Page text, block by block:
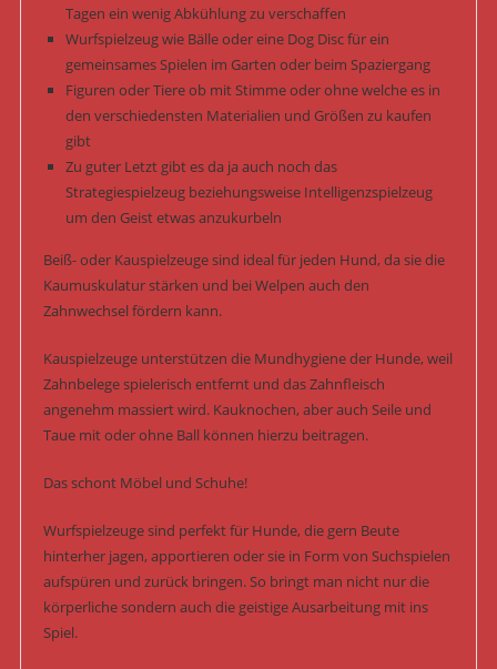
Tagen ein wenig Abkühlung zu verschaffen
Wurfspielzeug wie Bälle oder eine Dog Disc für ein
gemeinsames Spielen im Garten oder beim Spaziergang
Figuren oder Tiere ob mit Stimme oder ohne welche es in
den verschiedensten Materialien und Größen zu kaufen
gibt
Zu guter Letzt gibt es da ja auch noch das
Strategiespielzeug beziehungsweise Intelligenzspielzeug
um den Geist etwas anzukurbeln
Beiß- oder Kauspielzeuge sind ideal für jeden Hund, da sie die
Kaumuskulatur stärken und bei Welpen auch den
Zahnwechsel fördern kann.
Kauspielzeuge unterstützen die Mundhygiene der Hunde, weil
Zahnbelege spielerisch entfernt und das Zahnfleisch
angenehm massiert wird. Kauknochen, aber auch Seile und
Taue mit oder ohne Ball können hierzu beitragen.
Das schont Möbel und Schuhe!
Wurfspielzeuge sind perfekt für Hunde, die gern Beute
hinterher jagen, apportieren oder sie in Form von Suchspielen
aufspüren und zurück bringen. So bringt man nicht nur die
körperliche sondern auch die geistige Ausarbeitung mit ins
Spiel.